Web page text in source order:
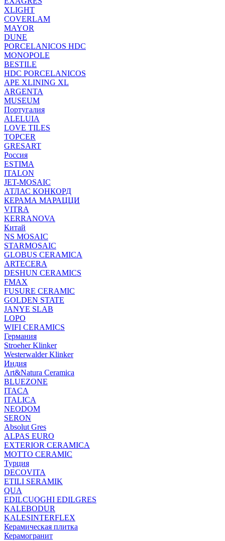
XLIGHT
COVERLAM
MAYOR
DUNE
PORCELANICOS HDC
MONOPOLE
BESTILE
HDC PORCELANICOS
APE XLINING XL
ARGENTA
MUSEUM
Португалия
ALELUIA
LOVE TILES
TOPCER
GRESART
Россия
ESTIMA
ITALON
JET-MOSAIC
АТЛАС КОНКОРД
КЕРАМА МАРАЦЦИ
VITRA
KERRANOVA
Китай
NS MOSAIC
STARMOSAIC
GLOBUS CERAMICA
ARTECERA
DESHUN CERAMICS
FMAX
FUSURE CERAMIC
GOLDEN STATE
JANYE SLAB
LOPO
WIFI CERAMICS
Германия
Stroeher Klinker
Westerwalder Klinker
Индия
Art&Natura Ceramica
BLUEZONE
ITACA
ITALICA
NEODOM
SERON
Absolut Gres
ALPAS EURO
EXTERIOR CERAMICA
MOTTO CERAMIC
Турция
DECOVITA
ETILI SERAMIK
QUA
EDILCUOGHI EDILGRES
KALEBODUR
KALESINTERFLEX
Керамическая плитка
Керамогранит